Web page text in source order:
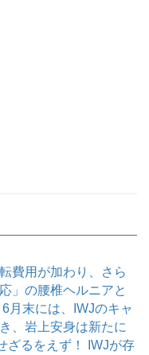
費用が加わり、さら
」の腰椎ヘルニアと
月末には、IWJのキャ
、岩上安身は新たに
ざるをえず！ IWJが存